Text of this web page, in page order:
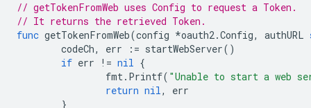
// getTokenFromWeb uses Config to request a Token.
// It returns the retrieved Token.
func getTokenFromWeb(config *oauth2.Config, authURL
codeCh, err := startWebServer()
if err != nil {
fmt. Printf( "Unable to start a web
return nil,
err
}